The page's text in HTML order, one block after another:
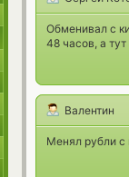
Обменивал с
48 часов, а
Валентин
Менял рубли с